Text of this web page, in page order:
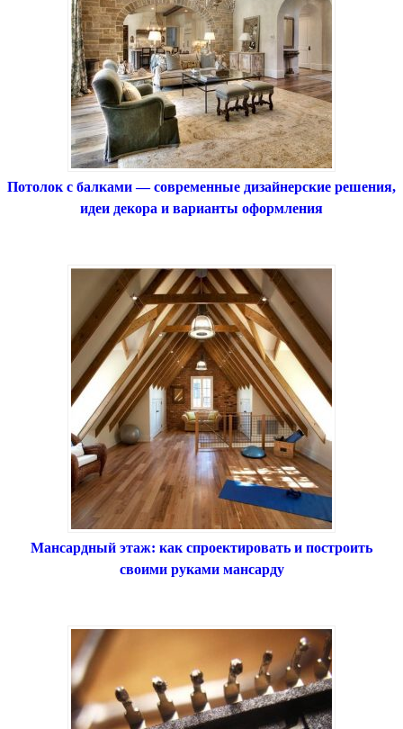
Потолок с балками — современные дизайнерские решения,
идеи декора и варианты оформления
Мансардный этаж: как спроектировать и построить
своими руками мансарду